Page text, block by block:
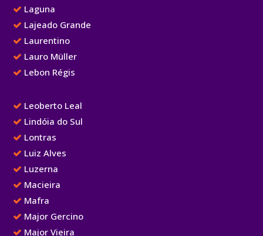
Laguna
Lajeado Grande
Laurentino
Lauro Müller
Lebon Régis
Leoberto Leal
Lindóia do Sul
Lontras
Luiz Alves
Luzerna
Macieira
Mafra
Major Gercino
Major Vieira